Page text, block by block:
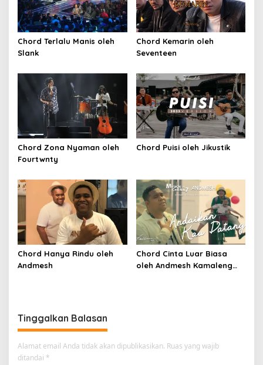
Chord Terlalu Manis oleh
Slank
Chord Kemarin oleh
Seventeen
Chord Zona Nyaman oleh
Fourtwnty
Chord Puisi oleh Jikustik
Chord Hanya Rindu oleh
Andmesh
Chord Cinta Luar Biasa
oleh Andmesh Kamaleng
Tinggalkan Balasan
Alamat email Anda tidak akan dipublikasikan. Ruas yang wajib
ditandai *